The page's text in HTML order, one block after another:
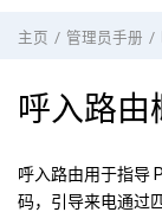
主页 管理员手册
呼入路由
呼入路由用于指导
码，引导来电通过